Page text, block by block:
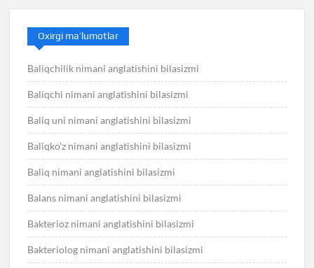
Oxirgi ma’lumotlar
Baliqchilik nimani anglatishini bilasizmi
Baliqchi nimani anglatishini bilasizmi
Baliq uni nimani anglatishini bilasizmi
Baliqko’z nimani anglatishini bilasizmi
Baliq nimani anglatishini bilasizmi
Balans nimani anglatishini bilasizmi
Bakterioz nimani anglatishini bilasizmi
Bakteriolog nimani anglatishini bilasizmi